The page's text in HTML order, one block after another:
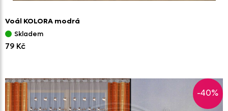
Voál KOLORA modrá
Skladem
79 Kč
-40%